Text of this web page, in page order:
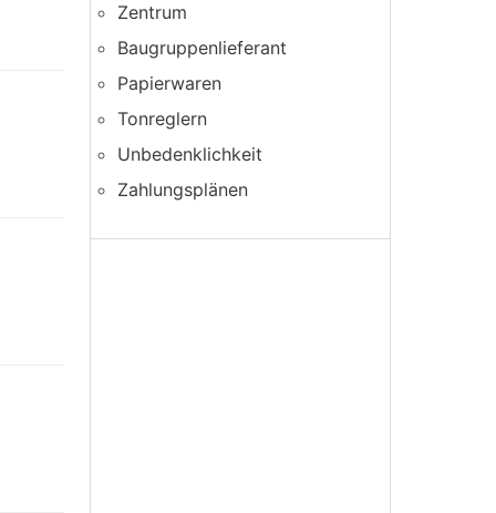
Zentrum
Baugruppenlieferant
Papierwaren
Tonreglern
Unbedenklichkeit
Zahlungsplänen